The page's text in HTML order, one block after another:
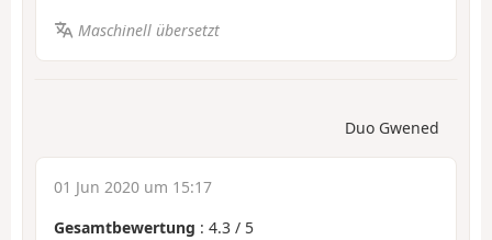
Maschinell übersetzt
Duo Gwened
01 Jun 2020 um 15:17
Gesamtbewertung : 4.3 / 5